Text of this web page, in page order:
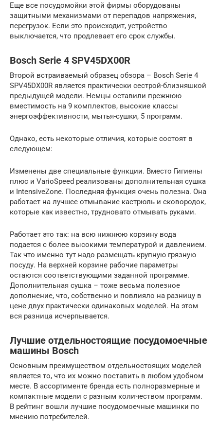
Еще все посудомойки этой фирмы оборудованы
защитными механизмами от перепадов напряжения,
перегрузок. Если это происходит, устройство
выключается, что продлевает его срок службы.
Bosch Serie 4 SPV45DX00R
Второй встраиваемый образец обзора – Bosch Serie 4
SPV45DX00R является практически сестрой-близняшкой
предыдущей модели. Немцы оставили прежнюю
вместимость на 9 комплектов, высокие классы
энергоэффективности, мытья-сушки, 5 программ.
Однако, есть некоторые отличия, которые состоят в
следующем:
Изменены две специальные функции. Вместо Гигиены
плюс и VarioSpeed реализованы дополнительная сушка
и IntensiveZone. Последняя функция очень полезна. Она
работает на лучшее отмывание кастрюль и сковородок,
которые как известно, трудновато отмывать руками.
Работает это так: на всю нижнюю корзину вода
подается с более высокими температурой и давлением.
Так что именно тут надо размещать крупную грязную
посуду. На верхней корзине рабочие параметры
остаются соответствующими заданной программе.
Дополнительная сушка – тоже весьма полезное
дополнение, что, собственно и повлияло на разницу в
цене двух практически одинаковых моделей. На этом
вся разница исчерпывается.
Лучшие отдельностоящие посудомоечные
машины Bosch
Основным преимуществом отдельностоящих моделей
является то, что их можно поставить в любом удобном
месте. В ассортименте бренда есть полноразмерные и
компактные модели с разным количеством программ.
В рейтинг вошли лучшие посудомоечные машинки по
мнению потребителей.